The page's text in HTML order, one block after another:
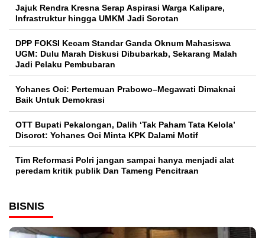
Jajuk Rendra Kresna Serap Aspirasi Warga Kalipare,
Infrastruktur hingga UMKM Jadi Sorotan
DPP FOKSI Kecam Standar Ganda Oknum Mahasiswa
UGM: Dulu Marah Diskusi Dibubarkab, Sekarang Malah
Jadi Pelaku Pembubaran
Yohanes Oci: Pertemuan Prabowo–Megawati Dimaknai
Baik Untuk Demokrasi
OTT Bupati Pekalongan, Dalih ‘Tak Paham Tata Kelola’
Disorot: Yohanes Oci Minta KPK Dalami Motif
Tim Reformasi Polri jangan sampai hanya menjadi alat
peredam kritik publik Dan Tameng Pencitraan
BISNIS